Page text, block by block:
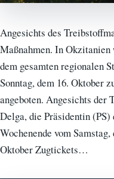
Angesichts des
Maßnahmen. In
dem gesamten regionalen
Sonntag, dem 16. Oktober
angeboten. Angesichts der
Delga, die Präsidentin
Wochenende vom
Oktober Zugtickets…